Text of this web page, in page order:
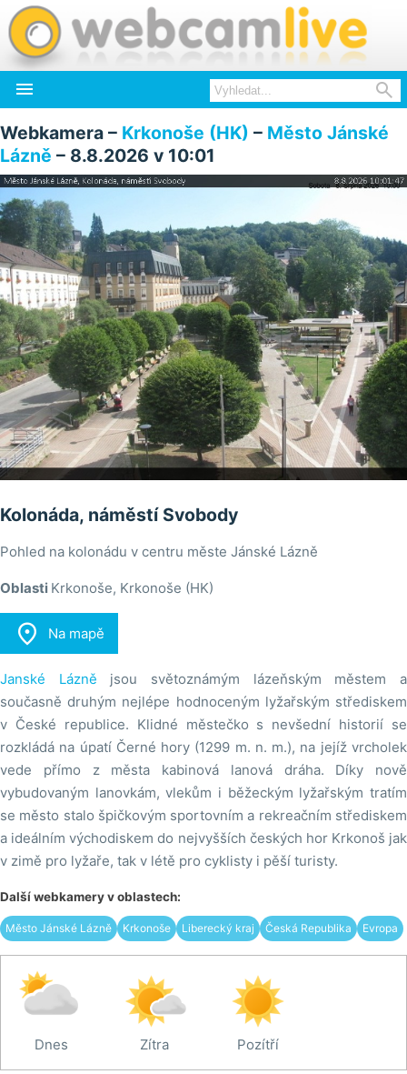
 
Webkamera – Krkonoše (HK) – Město Jánské
Lázně – 8.8.2026 v 10:01
Kolonáda, náměstí Svobody
Pohled na kolonádu v centru měste Jánské Lázně
Oblasti Krkonoše, Krkonoše (HK)
 Na mapě
Janské Lázně jsou světoznámým lázeňským městem a
současně druhým nejlépe hodnoceným lyžařským střediskem
v České republice. Klidné městečko s nevšední historií se
rozkládá na úpatí Černé hory (1299 m. n. m.), na jejíž vrcholek
vede přímo z města kabinová lanová dráha. Díky nově
vybudovaným lanovkám, vlekům i běžeckým lyžařským tratím
se město stalo špičkovým sportovním a rekreačním střediskem
a ideálním východiskem do nejvyšších českých hor Krkonoš jak
v zimě pro lyžaře, tak v létě pro cyklisty i pěší turisty.
Další webkamery v oblastech:
Město Jánské Lázně Krkonoše Liberecký kraj Česká Republika Evropa
Dnes Zítra Pozítří